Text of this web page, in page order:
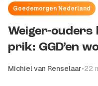
Goedemorgen Nederland
Weiger-ouders
prik: GGD’en
Michiel van Renselaar•22